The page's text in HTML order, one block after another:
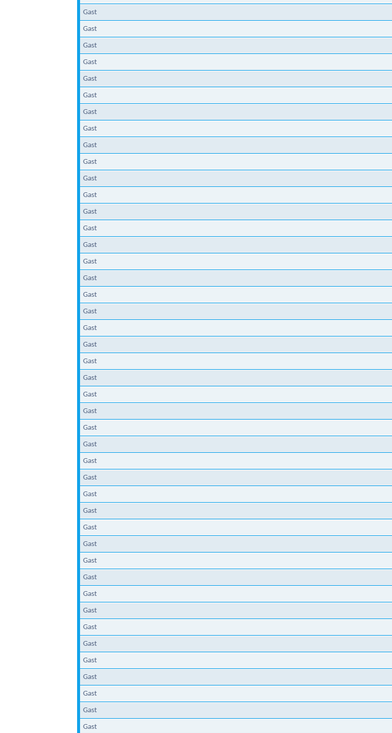
Gast
Gast
Gast
Gast
Gast
Gast
Gast
Gast
Gast
Gast
Gast
Gast
Gast
Gast
Gast
Gast
Gast
Gast
Gast
Gast
Gast
Gast
Gast
Gast
Gast
Gast
Gast
Gast
Gast
Gast
Gast
Gast
Gast
Gast
Gast
Gast
Gast
Gast
Gast
Gast
Gast
Gast
Gast
Gast